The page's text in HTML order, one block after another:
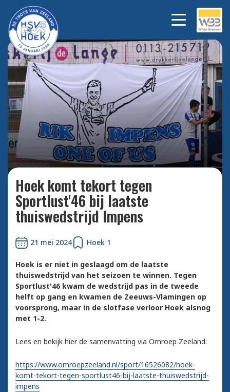
Bekijk alle foto's
Hoek komt tekort tegen
Sportlust'46 bij laatste
thuiswedstrijd Impens
21 mei 2024 Hoek 1
Hoek is er niet in geslaagd om de laatste
thuiswedstrijd van het seizoen te winnen. Tegen
Sportlust'46 kwam de wedstrijd pas in de tweede
helft op gang en kwamen de Zeeuws-Vlamingen op
voorsprong, maar in de slotfase verloor Hoek alsnog
met 1-2.
Lees en bekijk hier de samenvatting via Omroep Zeeland:
https://www.omroepzeeland.nl/sport/16526082/hoek-
komt-tekort-tegen-sportlust46-bij-laatste-thuiswedstrijd-
impens